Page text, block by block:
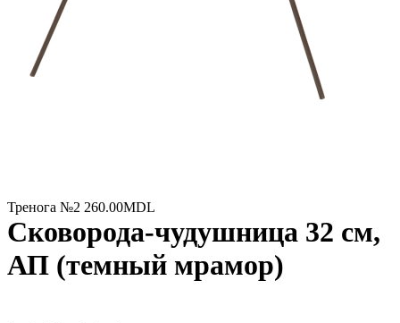
Тренога №2 260.00MDL
Сковорода-чудушница 32 см,
АП (темный мрамор)